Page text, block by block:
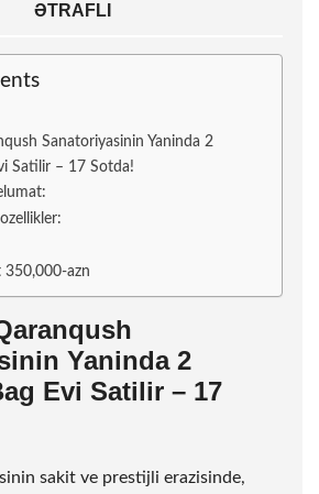
ƏTRAFLI
Sanatoriyasinin Yaninda 2
Satilir – 17 Sotda!
azn
Yaninda 2
Evi Satilir – 17
sakit ve prestijli erazisinde,